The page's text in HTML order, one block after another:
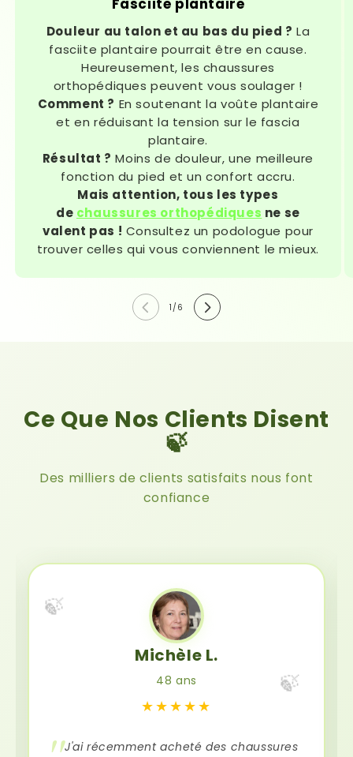
Fasciite plantaire
Douleur au talon et au bas du pied ? La
fasciite plantaire pourrait être en cause.
Heureusement, les chaussures
orthopédiques peuvent vous soulager !
Comment ? En soutenant la voûte plantaire
et en réduisant la tension sur le fascia
plantaire.
Résultat ? Moins de douleur, une meilleure
fonction du pied et un confort accru.
Mais attention, tous les types
de chaussures orthopédiques ne se
valent pas ! Consultez un podologue pour
trouver celles qui vous conviennent le mieux.
1 /de
6
Ce Que Nos Clients Disent
🍃
Des milliers de clients satisfaits nous font
confiance
🍃
🍃
Michèle L.
48 ans
★★★★★
J'ai récemment acheté des chaussures